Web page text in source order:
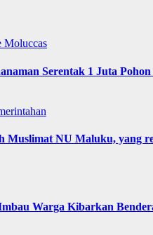
Moluccas
Serentak 1 Juta
Muslimat NU Maluku, yang
Warga Kibarkan